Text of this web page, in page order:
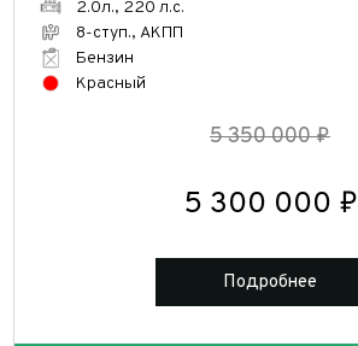
Год выпуска
от
2.0л., 220 л.с.
8-ступ., АКПП
Бензин
Красный
5 350 000 ₽
5 300 000 ₽
Подробнее